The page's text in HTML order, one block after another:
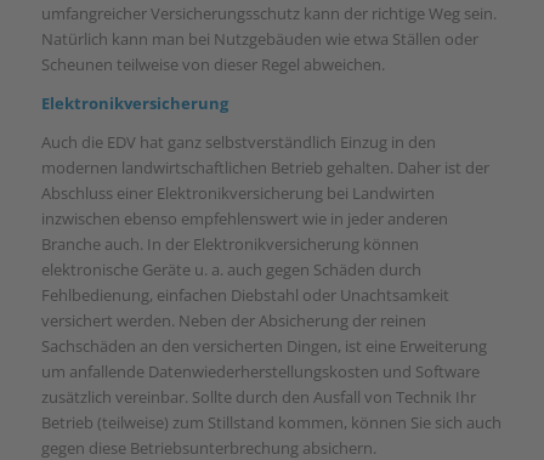
umfangreicher Versicherungsschutz kann der richtige Weg sein.
Natürlich kann man bei Nutzgebäuden wie etwa Ställen oder
Scheunen teilweise von dieser Regel abweichen.
Elektronikversicherung
Auch die EDV hat ganz selbstverständlich Einzug in den
modernen landwirtschaftlichen Betrieb gehalten. Daher ist der
Abschluss einer Elektronikversicherung bei Landwirten
inzwischen ebenso empfehlenswert wie in jeder anderen
Branche auch. In der Elektronikversicherung können
elektronische Geräte u. a. auch gegen Schäden durch
Fehlbedienung, einfachen Diebstahl oder Unachtsamkeit
versichert werden. Neben der Absicherung der reinen
Sachschäden an den versicherten Dingen, ist eine Erweiterung
um anfallende Datenwiederherstellungskosten und Software
zusätzlich vereinbar. Sollte durch den Ausfall von Technik Ihr
Betrieb (teilweise) zum Stillstand kommen, können Sie sich auch
gegen diese Betriebsunterbrechung absichern.